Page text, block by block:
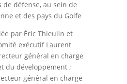
de défense, au sein de
et des pays du Golfe
par Éric Thieulin et
exécutif Laurent
général en charge
du développement ;
général en charge